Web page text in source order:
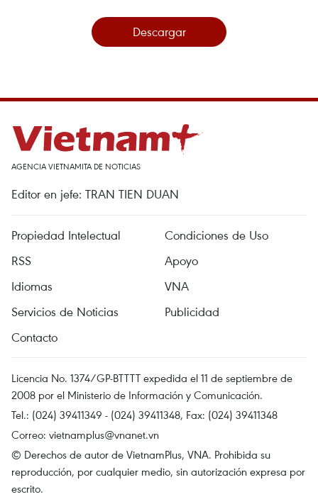
Descargar
AGENCIA VIETNAMITA DE NOTICIAS
Editor en jefe: TRAN TIEN DUAN
Propiedad Intelectual
Condiciones de Uso
RSS
Apoyo
Idiomas
VNA
Servicios de Noticias
Publicidad
Contacto
Licencia No. 1374/GP-BTTTT expedida el 11 de septiembre de
2008 por el Ministerio de Información y Comunicación.
Tel.: (024) 39411349 - (024) 39411348, Fax: (024) 39411348
Correo: vietnamplus@vnanet.vn
© Derechos de autor de VietnamPlus, VNA. Prohibida su
reproducción, por cualquier medio, sin autorización expresa por
escrito.